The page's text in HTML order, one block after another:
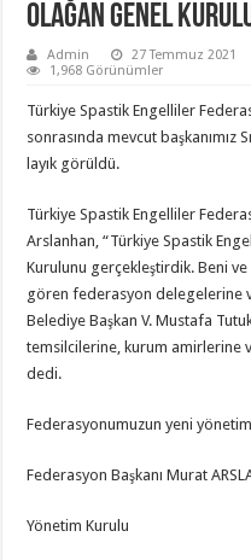
OLAĞAN GENEL
Admin 27 Temmuz 2021
1,968 Görünümler
Türkiye Spastik Engelliler
sonrasında mevcut
layık görüldü.
Türkiye Spastik Engelliler
Arslanhan, “Türkiye Spastik
Kurulunu gerçekleştirdik. Beni ve
gören federasyon delegelerine
Belediye Başkan V. Mustafa
temsilcilerine, kurum amirlerine
dedi.
Federasyonumuzun yeni
Federasyon Başkanı Murat
Yönetim Kurulu